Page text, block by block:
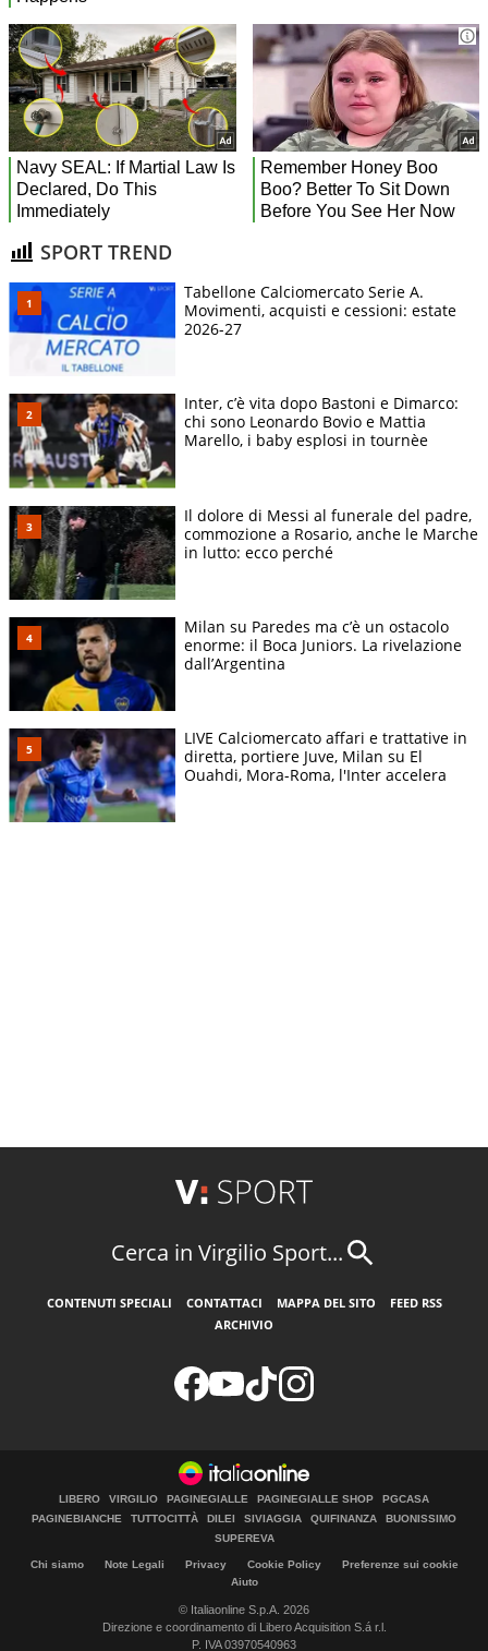
SPORT TREND
Tabellone Calciomercato Serie A.
Movimenti, acquisti e cessioni: estate
2026-27
Inter, c’è vita dopo Bastoni e Dimarco:
chi sono Leonardo Bovio e Mattia
Marello, i baby esplosi in tournèe
Il dolore di Messi al funerale del padre,
commozione a Rosario, anche le Marche
in lutto: ecco perché
Milan su Paredes ma c’è un ostacolo
enorme: il Boca Juniors. La rivelazione
dall’Argentina
LIVE Calciomercato affari e trattative in
diretta, portiere Juve, Milan su El
Ouahdi, Mora-Roma, l'Inter accelera
Cerca in Virgilio Sport...
CONTENUTI SPECIALI CONTATTACI MAPPA DEL SITO
FEED RSS
ARCHIVIO
LIBERO VIRGILIO PAGINEGIALLE PAGINEGIALLE SHOP
PGCASA
PAGINEBIANCHE
TUTTOCITTÀ DILEI SIVIAGGIA QUIFINANZA
BUONISSIMO
SUPEREVA
Chi siamo Note Legali Privacy Cookie Policy
Preferenze sui cookie
Aiuto
© Italiaonline S.p.A. 2026
Direzione e coordinamento di Libero Acquisition S.á r.l.
P. IVA 03970540963